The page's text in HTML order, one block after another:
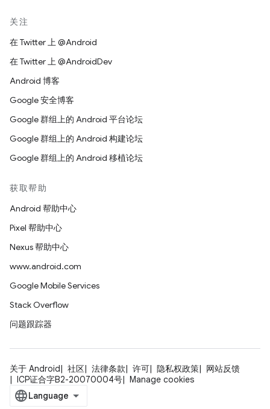
关注
在 Twitter 上 @Android
在 Twitter 上 @AndroidDev
Android 博客
Google 安全博客
Google 群组上的 Android 平台论坛
Google 群组上的 Android 构建论坛
Google 群组上的 Android 移植论坛
获取帮助
Android 帮助中心
Pixel 帮助中心
Nexus 帮助中心
www.android.com
Google Mobile Services
Stack Overflow
问题跟踪器
关于 Android 社区 法律条款 许可 隐私权政策
网站反馈
ICP证合字B2-20070004号
Manage cookies